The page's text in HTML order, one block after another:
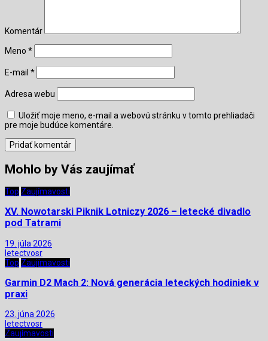
Komentár
Meno *
E-mail *
Adresa webu
Uložiť moje meno, e-mail a webovú stránku v tomto prehliadači
pre moje budúce komentáre.
Mohlo by Vás zaujímať
Top Zaujímavosti
XV. Nowotarski Piknik Lotniczy 2026 – letecké divadlo
pod Tatrami
19. júla 2026
letectvosr
Top Zaujímavosti
Garmin D2 Mach 2: Nová generácia leteckých hodiniek v
praxi
23. júna 2026
letectvosr
Zaujímavosti